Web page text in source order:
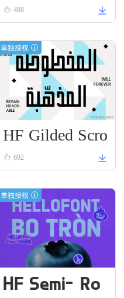
488
单独授权
HF Gilded Scro
ll 692
单独授权
HF Semi-Ro